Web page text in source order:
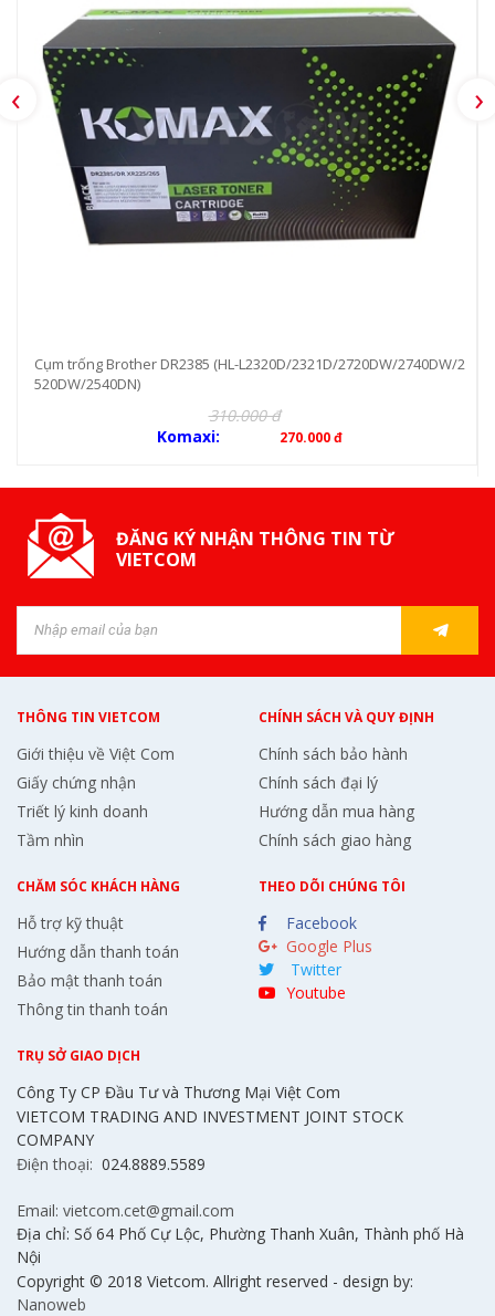
Cụm trống Brother DR2385 (HL-L2320D/2321D/2720DW/2740DW/2
520DW/2540DN)
310.000 đ
Komaxi:
270.000 đ
‹ ›
ĐĂNG KÝ NHẬN THÔNG TIN TỪ
VIETCOM
THÔNG TIN VIETCOM
Giới thiệu về Việt Com
Giấy chứng nhận
Triết lý kinh doanh
Tầm nhìn
CHÍNH SÁCH VÀ QUY ĐỊNH
Chính sách bảo hành
Chính sách đại lý
Hướng dẫn mua hàng
Chính sách giao hàng
CHĂM SÓC KHÁCH HÀNG
Hỗ trợ kỹ thuật
Hướng dẫn thanh toán
Bảo mật thanh toán
Thông tin thanh toán
THEO DÕI CHÚNG TÔI
Facebook
Google Plus
Twitter
Youtube
TRỤ SỞ GIAO DỊCH
Công Ty CP Đầu Tư và Thương Mại Việt Com
VIETCOM TRADING AND INVESTMENT JOINT STOCK
COMPANY
Điện thoại: 024.8889.5589
Email: vietcom.cet@gmail.com
Địa chỉ: Số 64 Phố Cự Lộc, Phường Thanh Xuân, Thành phố Hà
Nội
Copyright © 2018 Vietcom. Allright reserved - design by:
Nanoweb